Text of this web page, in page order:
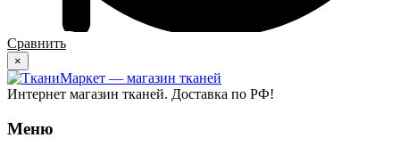
Сравнить
×
Интернет магазин тканей. Доставка по РФ!
Меню